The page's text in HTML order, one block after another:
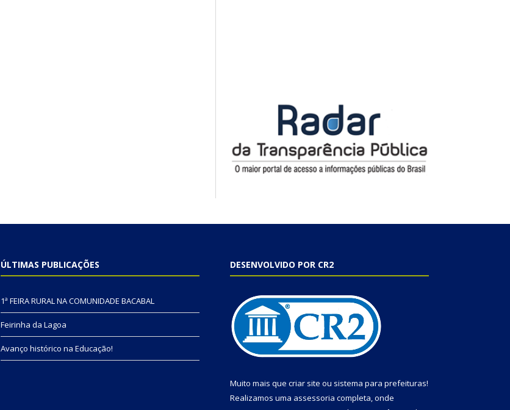
ÚLTIMAS PUBLICAÇÕES
1ª FEIRA RURAL NA COMUNIDADE BACABAL
Feirinha da Lagoa
Avanço histórico na Educação!
DESENVOLVIDO POR CR2
Muito mais que criar site ou sistema para prefeituras!
Realizamos uma assessoria completa, onde